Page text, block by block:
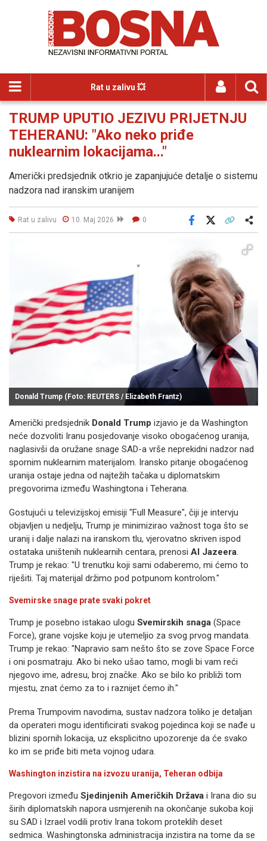
Rat u zalivu 💥
TRUMP UPUTIO JEZIVU PRIJETNJU
TEHERANU: "Ako neko priđe
nuklearnim lokacijama..."
Američki predsjednik otkrio je zapanjujuće detalje o sistemu
nadzora nad iranskim uranijem
Rat u zalivu 10. Maj 2026 0
Facebook
Donald Trump (Foto: REUTERS / Elizabeth Frantz)
Američki predsjednik Donald Trump izjavio je da Washington
neće dozvoliti Iranu posjedovanje visoko obogaćenog uranija,
naglasivši da oružane snage SAD-a vrše neprekidni nadzor nad
spornim nuklearnim materijalom. Iransko pitanje obogaćenog
uranija ostaje jedna od najtežih tačaka u diplomatskim
pregovorima između Washingtona i Teherana.
Gostujući u televizijskoj emisiji "Full Measure", čiji je intervju
objavljen u nedjelju, Trump je minimizirao važnost toga što se
uranij i dalje nalazi na iranskom tlu, vjerovatno skriven ispod
ostataka uništenih nuklearnih centara, prenosi Al Jazeera.
Trump je rekao: "U trenutku koji sami odaberemo, mi ćemo to
riješiti. Taj materijal držimo pod potpunom kontrolom."
Svemirske snage prate svaki pokret
Trump je posebno istakao ulogu Svemirskih snaga (Space
Force), grane vojske koju je utemeljio za svog prvog mandata.
Trump je rekao: "Napravio sam nešto što se zove Space Force
i oni posmatraju. Ako bi neko ušao tamo, mogli bi vam reći
njegovo ime, adresu, broj značke. Ako se bilo ko približi tom
mjestu, znat ćemo za to i raznijet ćemo ih."
Prema Trumpovim navodima, sustav nadzora toliko je detaljan
da operateri mogu identificirati svakog pojedinca koji se nađe u
blizini spornih lokacija, uz eksplicitno upozorenje da će svako
ko im se priđe biti meta vojnog udara.
Washington inzistira na izvozu uranija, Teheran odbija
Pregovori između Sjedinjenih Američkih Država i Irana dio su
širih diplomatskih napora usmjerenih na okončanje sukoba koji
su SAD i Izrael vodili protiv Irana tokom proteklih deset
sedmica. Washingtonska administracija inzistira na tome da se